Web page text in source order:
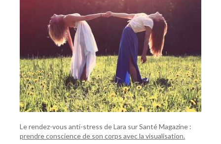
Le rendez-vous anti-stress de Lara sur Santé Magazine :
prendre conscience de son corps avec la visualisation.